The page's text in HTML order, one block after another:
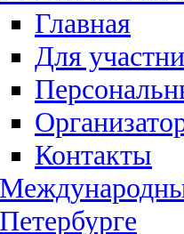
Главная
Для
Контакты
Петербурге